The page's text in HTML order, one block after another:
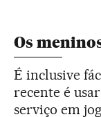
Os
É inclusive
recente é
serviço em